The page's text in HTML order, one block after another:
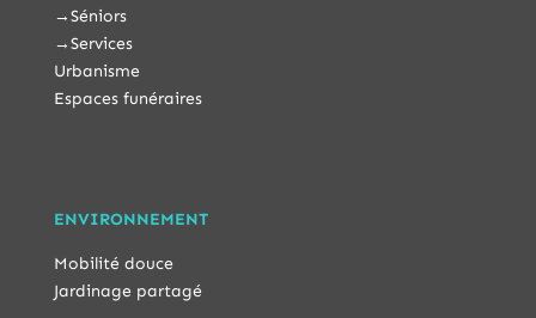
→Séniors
→Services
Urbanisme
Espaces funéraires
ENVIRONNEMENT
Mobilité douce
Jardinage partagé